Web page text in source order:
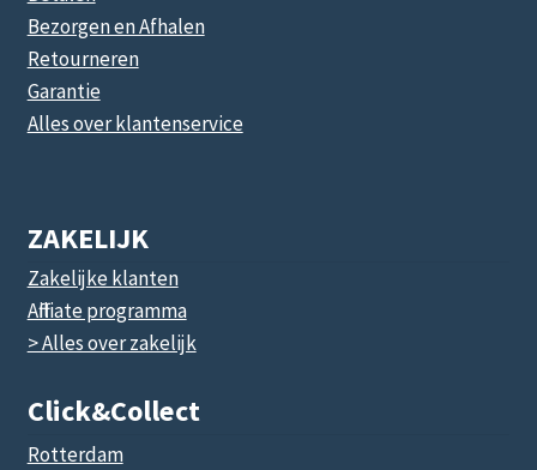
Bezorgen en Afhalen
Retourneren
Garantie
Alles over klantenservice
ZAKELIJK
Zakelijke klanten
Affiliate programma
> Alles over zakelijk
Click&collect
Rotterdam